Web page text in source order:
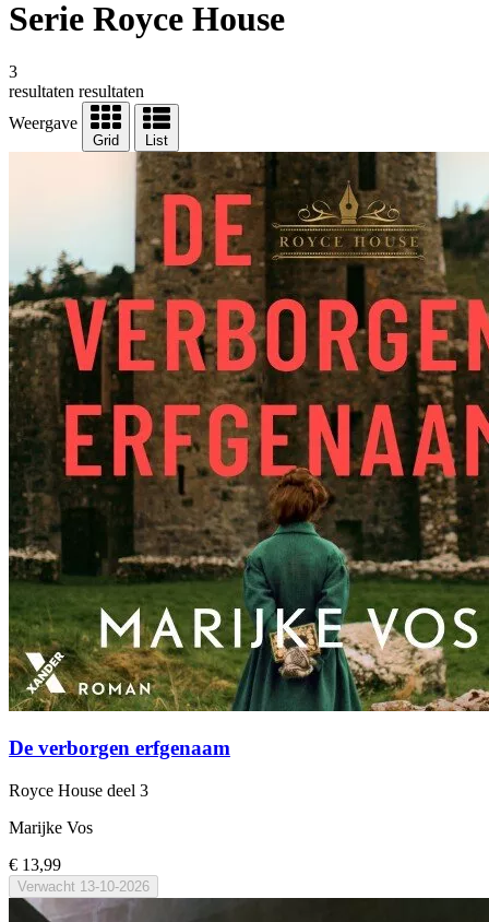
Serie Royce House
3
resultaten resultaten
Weergave
Grid List
De verborgen erfgenaam
Royce House deel 3
Marijke Vos
€ 13,99
Verwacht 13-10-2026